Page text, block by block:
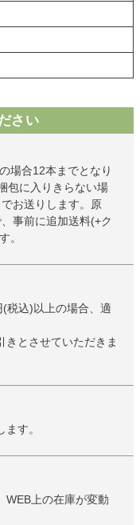
さい
場合12本までとなり
包に入りきらない場
お送りします。原
事前に追加送料(+ク
。
税込)以上の場合、適
とさせていただきま
す。
WEB上の在庫が変動